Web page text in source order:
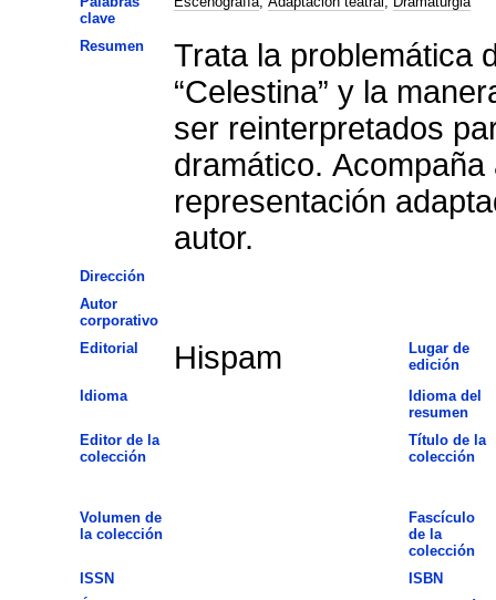
clave
Resumen
Trata la problemática
“Celestina” y la
ser reinterpretados
dramático.
representación
autor.
Dirección
Autor
corporativo
Editorial
Hispam
Lugar de
edición
Idioma
Idioma del
resumen
Editor de la
colección
Título de la
colección
Volumen de
la colección
Fascículo
de la
colección
ISSN
ISBN